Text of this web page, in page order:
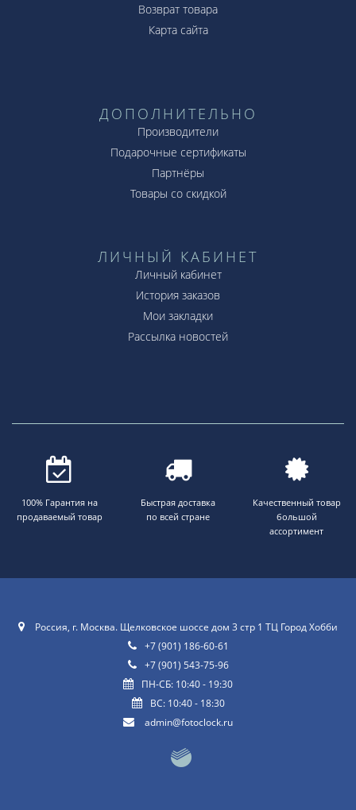
Возврат товара
Карта сайта
ДОПОЛНИТЕЛЬНО
Производители
Подарочные сертификаты
Партнёры
Товары со скидкой
ЛИЧНЫЙ КАБИНЕТ
Личный кабинет
История заказов
Мои закладки
Рассылка новостей
100% Гарантия на
продаваемый товар
Быстрая доставка
по всей стране
Качественный товар
большой
ассортимент
Россия, г. Москва. Щелковское шоссе дом 3 стр 1 ТЦ Город Хобби
+7 (901) 186-60-61
+7 (901) 543-75-96
ПН-СБ: 10:40 - 19:30
ВС: 10:40 - 18:30
admin@fotoclock.ru